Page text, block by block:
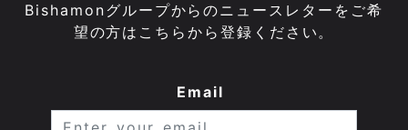
Bishamonグループからのニュースレターをご希
望の方はこちらから登録ください。
Email